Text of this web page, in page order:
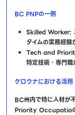
BC PNPの一例
Skilled Worker:
タイムの実務経験
Tech and
特定技術・専門職
ケロウナにおける活用
BC州内で特に人材が
Priority Occupatioの